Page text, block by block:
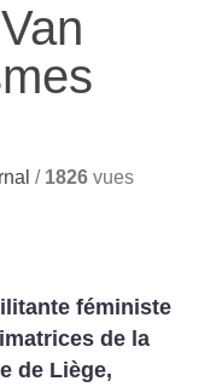
/ 1826 vues
féministe
de la
de Liège,